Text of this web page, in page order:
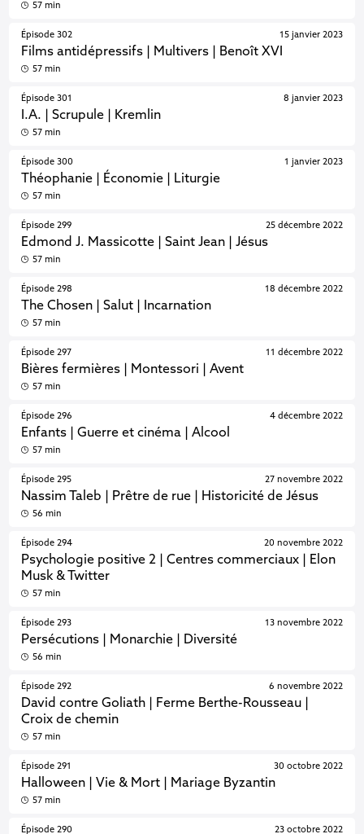
57 min
Épisode 302
Films antidépressifs | Multivers | Benoît XVI
15 janvier 2023
57 min
Épisode 301
I.A. | Scrupule | Kremlin
8 janvier 2023
57 min
Épisode 300
Théophanie | Économie | Liturgie
1 janvier 2023
57 min
Épisode 299
Edmond J. Massicotte | Saint Jean | Jésus
25 décembre 2022
57 min
Épisode 298
The Chosen | Salut | Incarnation
18 décembre 2022
57 min
Épisode 297
Bières fermières | Montessori | Avent
11 décembre 2022
57 min
Épisode 296
Enfants | Guerre et cinéma | Alcool
4 décembre 2022
57 min
Épisode 295
Nassim Taleb | Prêtre de rue | Historicité de Jésus
27 novembre 2022
56 min
Épisode 294
Psychologie positive 2 | Centres commerciaux | Elon
Musk & Twitter
20 novembre 2022
57 min
Épisode 293
Persécutions | Monarchie | Diversité
13 novembre 2022
56 min
Épisode 292
David contre Goliath | Ferme Berthe-Rousseau |
Croix de chemin
6 novembre 2022
57 min
Épisode 291
Halloween | Vie & Mort | Mariage Byzantin
30 octobre 2022
57 min
Épisode 290 23 octobre 2022